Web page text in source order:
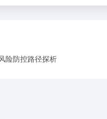
险防控路径探析